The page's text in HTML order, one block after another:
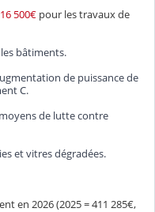
16 500€ pour les travaux de
bâtiments.
de puissance de
C.
de lutte contre
et vitres dégradées.
en 2026 (2025 = 411 285€,